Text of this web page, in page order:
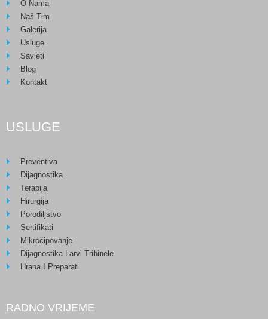
O Nama
Naš Tim
Galerija
Usluge
Savjeti
Blog
Kontakt
USLUGE
Preventiva
Dijagnostika
Terapija
Hirurgija
Porodiljstvo
Sertifikati
Mikročipovanje
Dijagnostika Larvi Trihinele
Hrana I Preparati
RADNO VRIJEME